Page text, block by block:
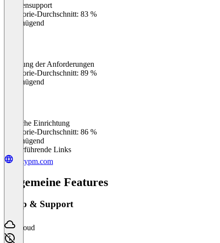
Kundensupport
Kategorie-Durchschnitt: 83 %
Ungenügend
Erfüllung der Anforderungen
Kategorie-Durchschnitt: 89 %
Ungenügend
Einfache Einrichtung
Kategorie-Durchschnitt: 86 %
Ungenügend
Weiterführende Links
niftypm.com
Allgemeine Features
Setup & Support
Cloud